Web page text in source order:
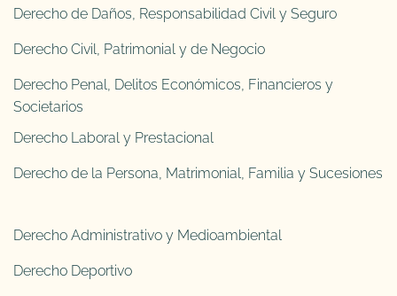
Derecho de Daños, Responsabilidad Civil y Seguro
Derecho Civil, Patrimonial y de Negocio
Derecho Penal, Delitos Económicos, Financieros y
Societarios
Derecho Laboral y Prestacional
Derecho de la Persona, Matrimonial, Familia y Sucesiones
Derecho Administrativo y Medioambiental
Derecho Deportivo